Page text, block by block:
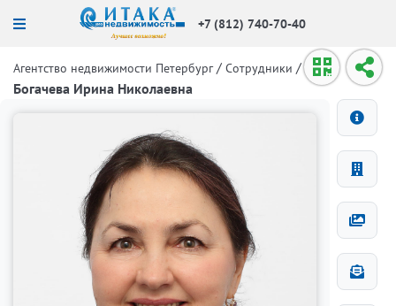
+7 (812) 740-70-40
Агентство недвижимости Петербург / Сотрудники /
Богачева Ирина Николаевна